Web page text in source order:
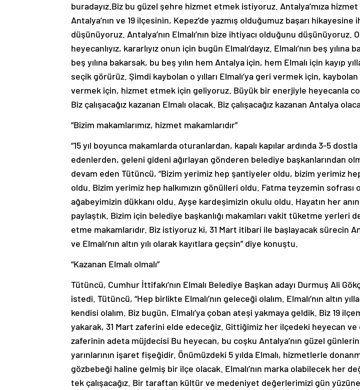
buradayız.Biz bu güzel şehre hizmet etmek istiyoruz. Antalya’mıza
Antalya’nın ve 19 ilçesinin, Kepez’de yazmış olduğumuz başarı hikayesine
düşünüyoruz. Antalya’nın Elmalı’nın bize ihtiyacı olduğunu düşünüyoruz.
heyecanlıyız, kararlıyız onun için bugün Elmalı’dayız. Elmalı’nın beş yılına
beş yılına bakarsak, bu beş yılın hem Antalya için, hem Elmalı için kayıp
seçik görürüz. Şimdi kaybolan o yılları Elmalı’ya geri vermek için, kaybolan
vermek için, hizmet etmek için geliyoruz. Büyük bir enerjiyle heyecanla
Biz çalışacağız kazanan Elmalı olacak. Biz çalışacağız kazanan Antalya
“Bizim makamlarımız, hizmet makamlarıdır”
“15 yıl boyunca makamlarda oturanlardan, kapalı kapılar ardında 3-5
edenlerden, geleni gideni ağırlayan gönderen belediye başkanlarından
devam eden Tütüncü, “Bizim yerimiz hep şantiyeler oldu, bizim yerimiz hep
oldu. Bizim yerimiz hep halkımızın gönülleri oldu. Fatma teyzemin sofrası
ağabeyimizin dükkanı oldu. Ayşe kardeşimizin okulu oldu. Hayatın her
paylaştık. Bizim için belediye başkanlığı makamları vakit tüketme yerleri
etme makamlarıdır. Biz istiyoruz ki, 31 Mart itibari ile başlayacak sürecin
ve Elmalı’nın altın yılı olarak kayıtlara geçsin” diye konuştu.
“Kazanan Elmalı olmalı”
Tütüncü, Cumhur İttifakı’nın Elmalı Belediye Başkan adayı Durmuş Ali
istedi. Tütüncü, “Hep birlikte Elmalı’nın geleceği olalım. Elmalı’nın altın
kendisi olalım. Biz bugün, Elmalı’ya çoban ateşi yakmaya geldik. Biz 19
yakarak, 31 Mart zaferini elde edeceğiz. Gittiğimiz her ilçedeki heyecan ve
zaferinin adeta müjdecisi Bu heyecan, bu coşku Antalya’nın güzel
yarınlarının işaret fişeğidir. Önümüzdeki 5 yılda Elmalı, hizmetlerle
gözbebeği haline gelmiş bir ilçe olacak. Elmalı’nın marka olabilecek her
tek çalışacağız. Bir taraftan kültür ve medeniyet değerlerimizi gün yüzüne